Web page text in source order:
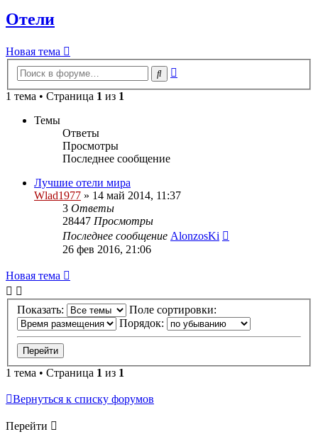
Отели
Новая тема
Поиск
1 тема • Страница 1 из 1
Темы
Ответы
Просмотры
Последнее сообщение
Лучшие отели мира
Wlad1977 » 14 май 2014, 11:37
3 Ответы
28447 Просмотры
Последнее сообщение AlonzosKi
26 фев 2016, 21:06
Новая тема
Показать:
Поле сортировки:
Порядок:
1 тема • Страница 1 из 1
Вернуться к списку форумов
Перейти